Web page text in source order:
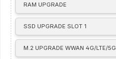
RAM UPGRADE
SSD UPGRADE SLOT 1
M.2 UPGRADE WWAN 4G/LTE/5G